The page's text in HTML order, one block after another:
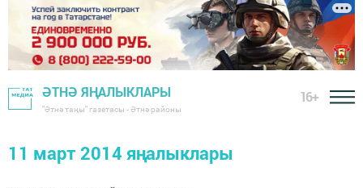
ӘТНӘ ЯҢАЛЫКЛАРЫ
"Әтнә таңы" газетасы - Әтнә районы
16+
11 март 2014 яңалыклары